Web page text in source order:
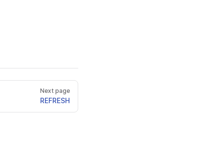
Next page
REFRESH